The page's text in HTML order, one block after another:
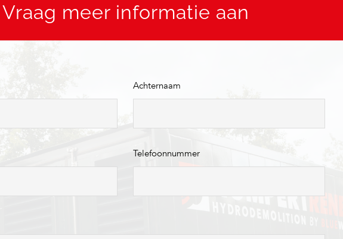
Vraag meer informatie aan
Achternaam
Telefoonnummer